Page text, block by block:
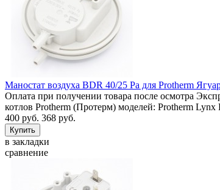
Маностат воздуха BDR 40/25 Pa для Protherm
Оплата при получении товара после осмотра
котлов Protherm (Протерм) моделей: Protherm
400 руб. 368 руб.
в закладки
сравнение